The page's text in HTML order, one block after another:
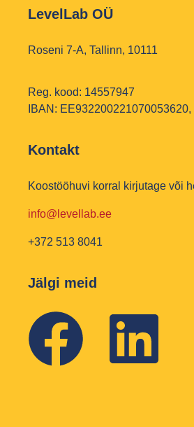
LevelLab OÜ
Roseni 7-A, Tallinn, 10111
Reg. kood: 14557947
IBAN:
Kontakt
Koostööhuvi korral kirjutage või
info@levellab.ee
+372 513 8041
Jälgi meid